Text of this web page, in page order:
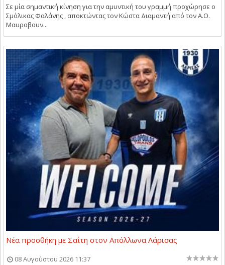
Σε μία σημαντική κίνηση για την αμυντική του γραμμή προχώρησε ο
Σμόλικας Φαλάνης , αποκτώντας τον Κώστα Διαμαντή από τον Α.Ο.
Μαυροβουν...
Νέα προσθήκη με Σαΐτη στον Απόλλωνα Λάρισας
08 Αυγούστου 2026 11:37